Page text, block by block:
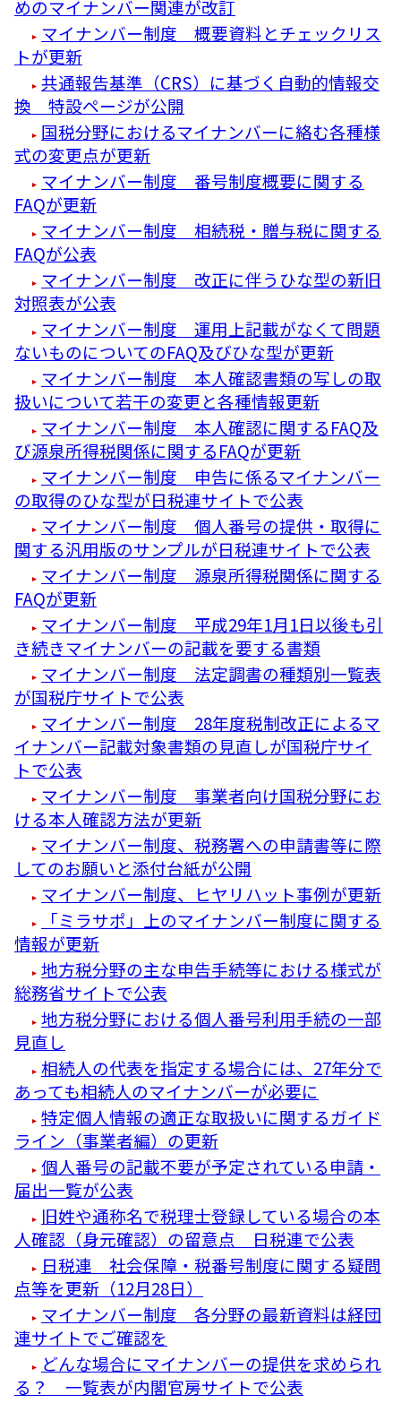
めのマイナンバー関連が改訂
マイナンバー制度 概要資料とチェックリス
トが更新
共通報告基準（CRS）に基づく自動的情報交
換 特設ページが公開
国税分野におけるマイナンバーに絡む各種様
式の変更点が更新
マイナンバー制度 番号制度概要に関する
FAQが更新
マイナンバー制度 相続税・贈与税に関する
FAQが公表
マイナンバー制度 改正に伴うひな型の新旧
対照表が公表
マイナンバー制度 運用上記載がなくて問題
ないものについてのFAQ及びひな型が更新
マイナンバー制度 本人確認書類の写しの取
扱いについて若干の変更と各種情報更新
マイナンバー制度 本人確認に関するFAQ及
び源泉所得税関係に関するFAQが更新
マイナンバー制度 申告に係るマイナンバー
の取得のひな型が日税連サイトで公表
マイナンバー制度 個人番号の提供・取得に
関する汎用版のサンプルが日税連サイトで公表
マイナンバー制度 源泉所得税関係に関する
FAQが更新
マイナンバー制度 平成29年1月1日以後も引
き続きマイナンバーの記載を要する書類
マイナンバー制度 法定調書の種類別一覧表
が国税庁サイトで公表
マイナンバー制度 28年度税制改正によるマ
イナンバー記載対象書類の見直しが国税庁サイ
トで公表
マイナンバー制度 事業者向け国税分野にお
ける本人確認方法が更新
マイナンバー制度、税務署への申請書等に際
してのお願いと添付台紙が公開
マイナンバー制度、ヒヤリハット事例が更新
「ミラサポ」上のマイナンバー制度に関する
情報が更新
地方税分野の主な申告手続等における様式が
総務省サイトで公表
地方税分野における個人番号利用手続の一部
見直し
相続人の代表を指定する場合には、27年分で
あっても相続人のマイナンバーが必要に
特定個人情報の適正な取扱いに関するガイド
ライン（事業者編）の更新
個人番号の記載不要が予定されている申請・
届出一覧が公表
旧姓や通称名で税理士登録している場合の本
人確認（身元確認）の留意点 日税連で公表
日税連 社会保障・税番号制度に関する疑問
点等を更新（12月28日）
マイナンバー制度 各分野の最新資料は経団
連サイトでご確認を
どんな場合にマイナンバーの提供を求められ
る？ 一覧表が内閣官房サイトで公表